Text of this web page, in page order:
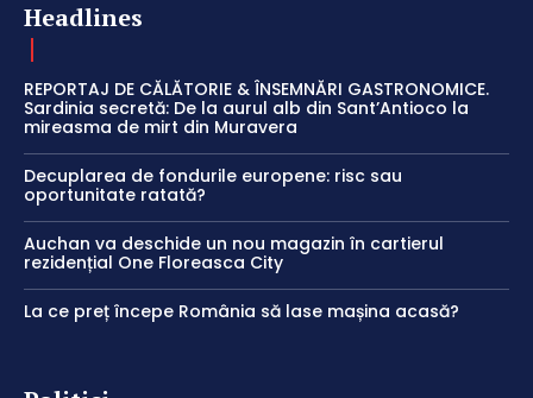
Headlines
REPORTAJ DE CĂLĂTORIE & ÎNSEMNĂRI GASTRONOMICE.
Sardinia secretă: De la aurul alb din Sant’Antioco la
mireasma de mirt din Muravera
Decuplarea de fondurile europene: risc sau
oportunitate ratată?
Auchan va deschide un nou magazin în cartierul
rezidențial One Floreasca City
La ce preț începe România să lase mașina acasă?